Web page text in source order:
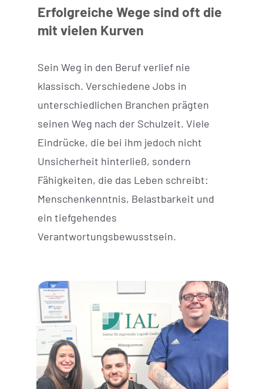
Erfolgreiche Wege sind oft die
mit vielen Kurven
Sein Weg in den Beruf verlief nie
klassisch. Verschiedene Jobs in
unterschiedlichen Branchen prägten
seinen Weg nach der Schulzeit. Viele
Eindrücke, die bei ihm jedoch nicht
Unsicherheit hinterließ, sondern
Fähigkeiten, die das Leben schreibt:
Menschenkenntnis, Belastbarkeit und
ein tiefgehendes
Verantwortungsbewusstsein.